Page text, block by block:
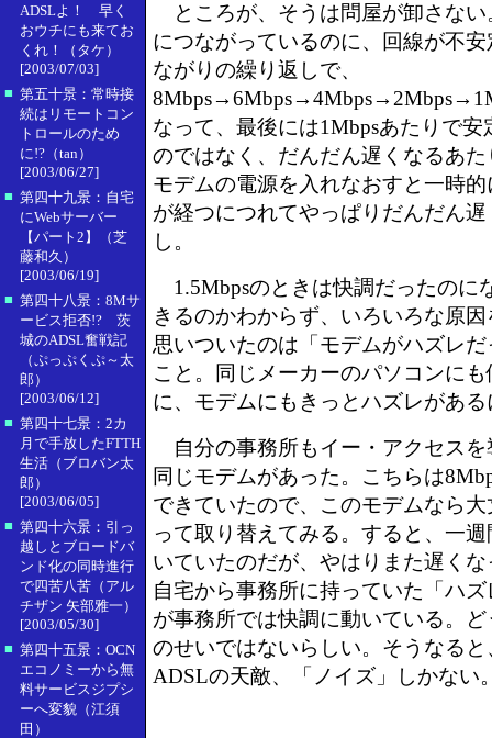
ADSLよ！ 早く
おウチにも来てお
くれ！（タケ）
[2003/07/03]
■ 第五十景：常時接
続はリモートコン
トロールのため
に!?（tan）
[2003/06/27]
■ 第四十九景：自宅
にWebサーバー
【パート2】（芝
藤和久）
[2003/06/19]
■ 第四十八景：8Mサ
ービス拒否!? 茨
城のADSL奮戦記
（ぷっぷくぷ～太
郎）
[2003/06/12]
■ 第四十七景：2カ
月で手放したFTTH
生活（ブロバン太
郎）
[2003/06/05]
■ 第四十六景：引っ
越しとブロードバ
ンド化の同時進行
で四苦八苦（アル
チザン 矢部雅一）
[2003/05/30]
■ 第四十五景：OCN
エコノミーから無
料サービスジプシ
ーへ変貌（江須
田）
ところが、そうは問屋が卸さない
につながっているのに、回線が不
ながりの繰り返しで、
なって、最後には1Mbpsあたりで
のではなく、だんだん遅くなるあ
モデムの電源を入れなおすと一時
が経つにつれてやっぱりだんだん
し。
1.5Mbpsのときは快調だったのに
きるのかわからず、いろいろな原
思いついたのは「モデムがハズレ
こと。同じメーカーのパソコンに
に、モデムにもきっとハズレがあ
自分の事務所もイー・アクセスを
同じモデムがあった。こちらは
できていたので、このモデムなら
って取り替えてみる。すると、一
いていたのだが、やはりまた遅く
自宅から事務所に持っていた「ハ
が事務所では快調に動いている。
のせいではないらしい。そうなる
ADSLの天敵、「ノイズ」しかない